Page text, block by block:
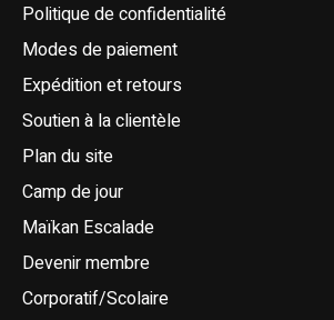
Politique de confidentialité
Modes de paiement
Expédition et retours
Soutien à la clientèle
Plan du site
Camp de jour
Maïkan Escalade
Devenir membre
Corporatif/Scolaire